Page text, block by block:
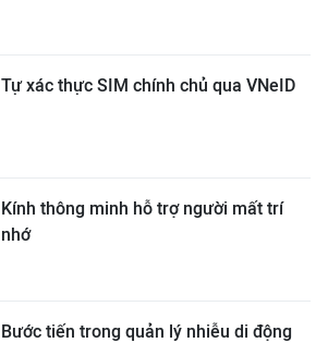
Tự xác thực SIM chính chủ qua VNeID
Kính thông minh hỗ trợ người mất trí
nhớ
Bước tiến trong quản lý nhiễu di động